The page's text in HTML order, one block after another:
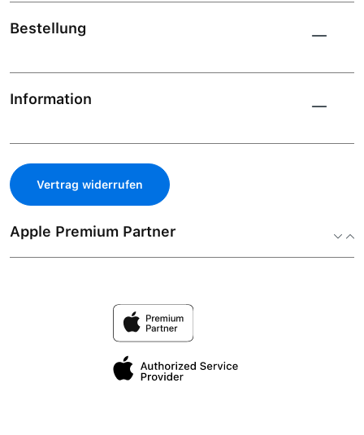
Bestellung
Information
Vertrag widerrufen
Apple Premium Partner